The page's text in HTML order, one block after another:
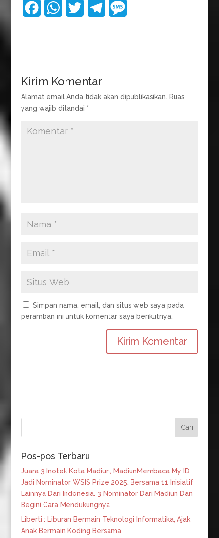
b
o
o
k
W
s
A
p
p
t
e
r
r
g
Kirim Komentar
Alamat email Anda tidak akan dipublikasikan.
Ruas
yang wajib ditandai *
Simpan nama, email, dan situs web saya pada
peramban ini untuk komentar saya berikutnya.
Pos-pos Terbaru
Juara 3 Inotek Kota Madiun, MadiunMembaca My ID
Jadi Nominator WSIS Prize 2025, Bersama 11 Inisiatif
Lainnya Dari Indonesia. 3 Nominator Dari Madiun Dan
Begini Cara Mendukungnya
Liberti : Liburan Bermain Teknologi Informatika, Ajak
Anak Bermain Koding Bersama